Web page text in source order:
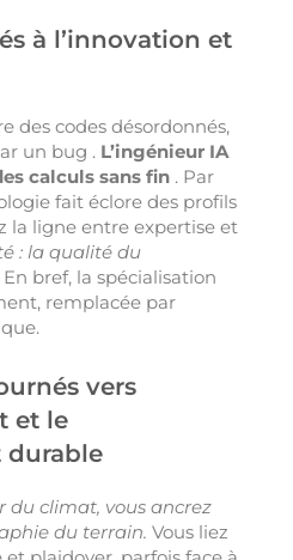
à l’innovation et
des codes désordonnés,
un bug . L’ingénieur IA
calculs sans fin . Par
fait éclore des profils
la ligne entre expertise et
: la qualité du
En bref, la spécialisation
remplacée par
vers
et le
durable
du climat, vous ancrez
du terrain. Vous liez